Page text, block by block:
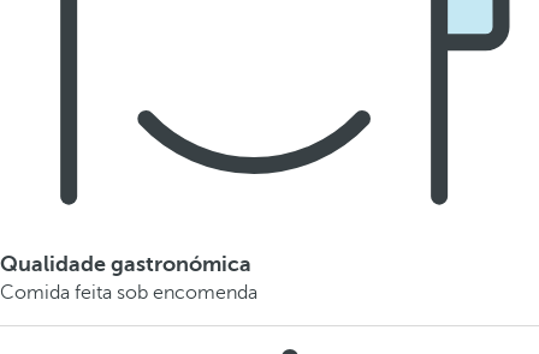
Qualidade gastronómica
Comida feita sob encomenda